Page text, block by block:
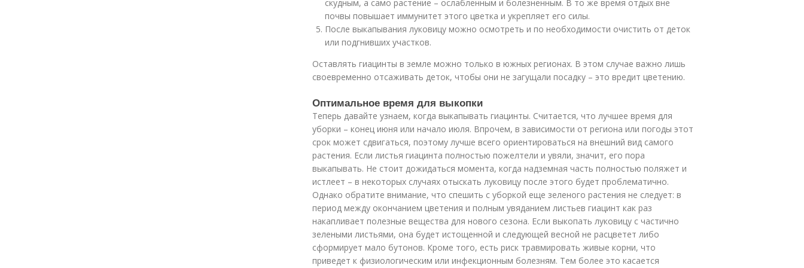
скудным, а само растение – ослабленным и болезненным. В то же время отдых вне
почвы повышает иммунитет этого цветка и укрепляет его силы.
После выкапывания луковицу можно осмотреть и по необходимости очистить от деток
или подгнивших участков.
Оставлять гиацинты в земле можно только в южных регионах. В этом случае важно лишь
своевременно отсаживать деток, чтобы они не загущали посадку – это вредит цветению.
Оптимальное время для выкопки
Теперь давайте узнаем, когда выкапывать гиацинты. Считается, что лучшее время для
уборки – конец июня или начало июля. Впрочем, в зависимости от региона или погоды этот
срок может сдвигаться, поэтому лучше всего ориентироваться на внешний вид самого
растения. Если листья гиацинта полностью пожелтели и увяли, значит, его пора
выкапывать. Не стоит дожидаться момента, когда надземная часть полностью поляжет и
истлеет – в некоторых случаях отыскать луковицу после этого будет проблематично.
Однако обратите внимание, что спешить с уборкой еще зеленого растения не следует: в
период между окончанием цветения и полным увяданием листьев гиацинт как раз
накапливает полезные вещества для нового сезона. Если выкопать луковицу с частично
зелеными листьями, она будет истощенной и следующей весной не расцветет либо
сформирует мало бутонов. Кроме того, есть риск травмировать живые корни, что
приведет к физиологическим или инфекционным болезням. Тем более это касается